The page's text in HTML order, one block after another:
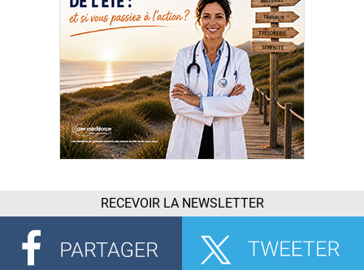
RECEVOIR LA NEWSLETTER